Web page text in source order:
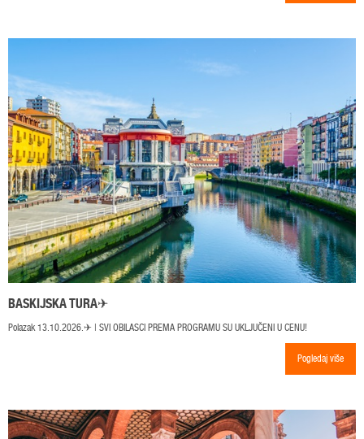
BASKIJSKA TURA✈
Polazak 13.10.2026.✈ | SVI OBILASCI PREMA PROGRAMU SU UKLJUČENI U CENU!
Pogledaj više